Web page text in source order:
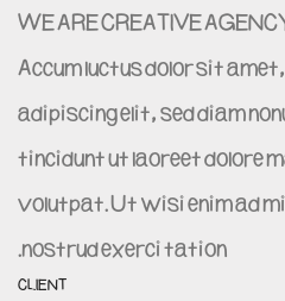
WE ARE CREATIVE
Accum luctus dolor sit
adipiscing elit, sed diam
tincidunt ut laoreet dolore
volutpat. Ut wisi enim ad
nostrud exerci tation.
CLIENT